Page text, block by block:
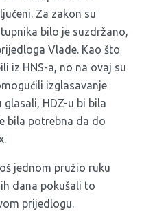
Za zakon su
bilo je suzdržano,
Vlade. Kao što
iz HNS-a, no na ovaj su
izglasavanje
glasali, HDZ-u bi bila
bila potrebna da do
jednom pružio ruku
dana pokušali to
prijedlogu.